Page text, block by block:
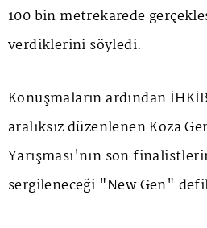
100 bin metrekarede
verdiklerini söyledi.
Konuşmaların ardından
aralıksız düzenlenen Koza
Yarışması'nın son
sergileneceği "New Gen"